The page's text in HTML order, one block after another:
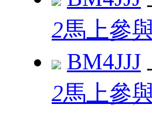
2馬上參
BM4JJJ
2馬上參